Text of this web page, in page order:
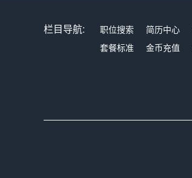
栏目导航: 职位搜索 简历中心
套餐标准
金币充值